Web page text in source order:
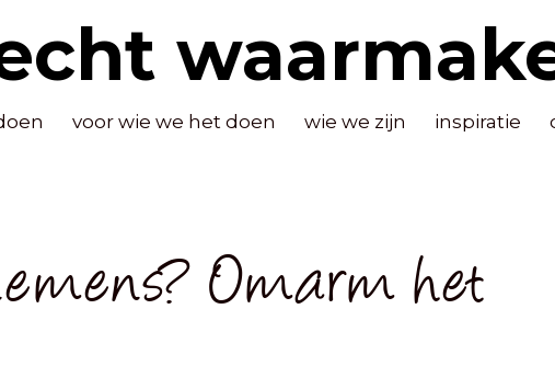
voor wie we het doen wie we zijn inspiratie
Omarm het